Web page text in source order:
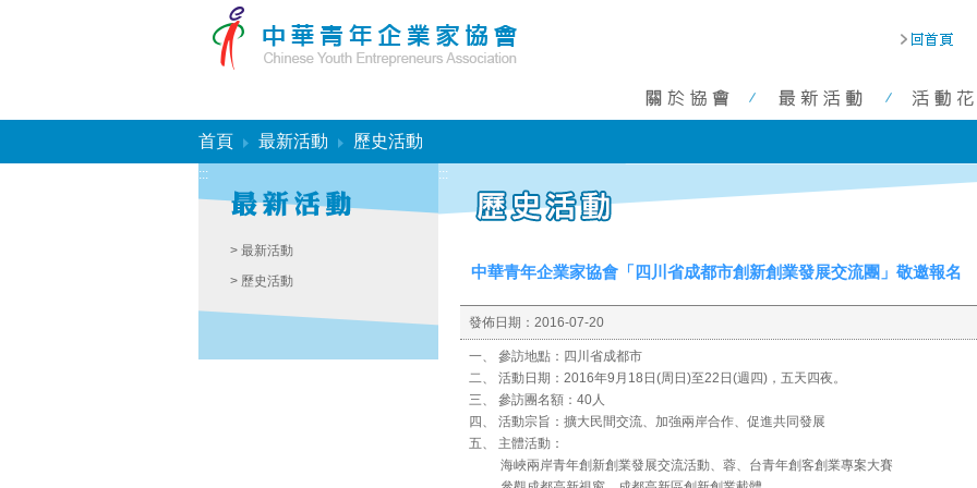
首頁 最新活動 歷史活動
:::
> 最新活動
> 歷史活動
:::
中華青年企業家協會「四川省成都市創新創業發展交流團」敬邀報名
發佈日期： 2016-07-20
一、 參訪地點：四川省成都市
二、 活動日期：2016年9月18日(周日)至22日(週四)，五天四夜。
三、 參訪團名額：40人
四、 活動宗旨：擴大民間交流、加強兩岸合作、促進共同發展
五、 主體活動：
海峽兩岸青年創新創業發展交流活動、蓉、台青年創客創業專案大賽